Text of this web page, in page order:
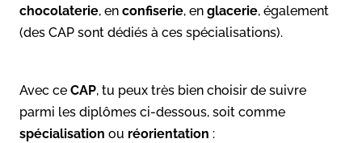
chocolaterie, en confiserie, en glacerie, également
(des CAP sont dédiés à ces spécialisations).
Avec ce CAP, tu peux très bien choisir de suivre
parmi les diplômes ci-dessous, soit comme
spécialisation ou réorientation :